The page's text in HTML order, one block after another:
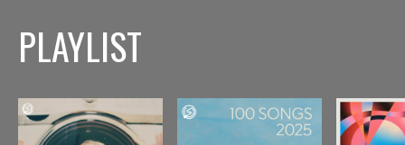
PLAYLIST